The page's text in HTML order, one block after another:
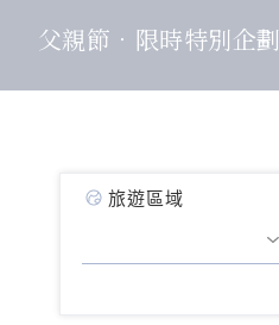
父親節．限時特別企劃
旅遊區域